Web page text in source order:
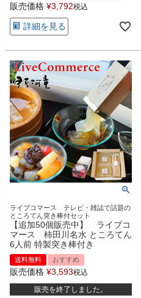
販売価格 ¥3,792税込
詳細を見る
ライブコマース テレビ・雑誌で話題の
ところてん突き棒付セット
【追加50個販売中】 ライブコ
マース 柿田川名水 ところてん
6人前 特製突き棒付き
送料無料 おすすめ
販売価格 ¥3,593税込
販売を終了しました。